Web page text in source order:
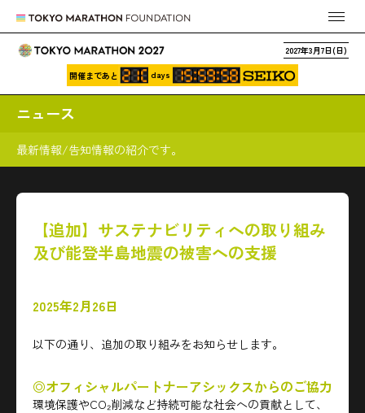
2027年3月7日(日)
開催まであと days
ニュース
最新情報/告知情報の紹介です。
【追加】サステナビリティへの取り組み
及び能登半島地震の被害への支援
2025年2月26日
以下の通り、追加の取り組みをお知らせします。
◎オフィシャルパートナーアシックスからのご協力
環境保護やCO₂削減など持続可能な社会への貢献として、